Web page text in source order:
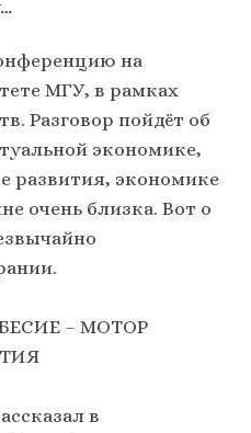
на
МГУ, в рамках
Разговор пойдёт об
экономике,
развития, экономике
очень близка. Вот о
– МОТОР
в